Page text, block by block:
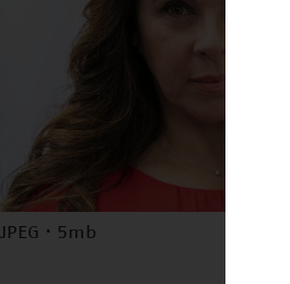
JPEG · 5mb